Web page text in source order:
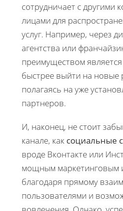
сотрудничает с другими
лицами для
услуг. Например, через
агентства или
преимуществом
быстрее выйти на новые
полагаясь на уже
партнеров.
И, наконец, не стоит
канале, как социальные
вроде Вконтакте или
мощным маркетинговым
благодаря прямому
пользователями и